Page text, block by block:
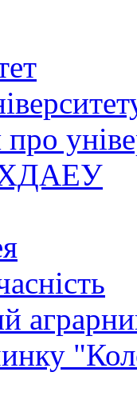
ХДАЕУ